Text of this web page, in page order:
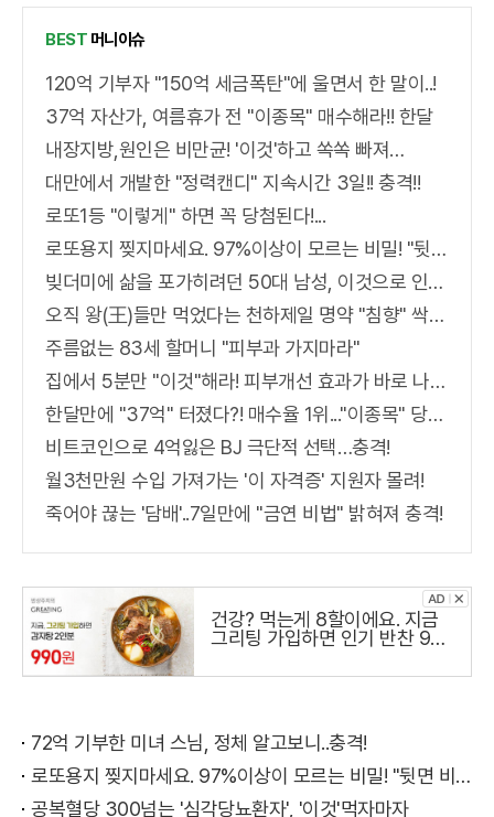
BEST 머니이슈
120억 기부자 "150억 세금폭탄"에 울면서 한 말이..!
37억 자산가, 여름휴가 전 "이종목" 매수해라!! 한달
내장지방,원인은 비만균! '이것'하고 쏙쏙 빠져…
대만에서 개발한 "정력캔디" 지속시간 3일!! 충격!!
로또1등 "이렇게" 하면 꼭 당첨된다!...
로또용지 찢지마세요. 97%이상이 모르는 비밀! "뒷면 비추면 번호 보인다!?"
빚더미에 삶을 포가히려던 50대 남성, 이것으로 인생역전
오직 왕(王)들만 먹었다는 천하제일 명약 "침향" 싹쓰리 완판!! 왜 난리났나 봤더니..경악!
주름없는 83세 할머니 "피부과 가지마라"
집에서 5분만 "이것"해라! 피부개선 효과가 바로 나타난다!!
한달만에 "37억" 터졌다?! 매수율 1위..."이종목" 당장사라!
비트코인으로 4억잃은 BJ 극단적 선택…충격!
월3천만원 수입 가져가는 '이 자격증' 지원자 몰려!
죽어야 끊는 '담배'..7일만에 "금연 비법" 밝혀져 충격!
건강? 먹는게 8할이에요. 지금
그리팅 가입하면 인기 반찬 990
72억 기부한 미녀 스님, 정체 알고보니..충격!
로또용지 찢지마세요. 97%이상이 모르는 비밀! "뒷면 비추면 번호 보인다!?"
공복혈당 300넘는 '심각당뇨환자', '이것'먹자마자